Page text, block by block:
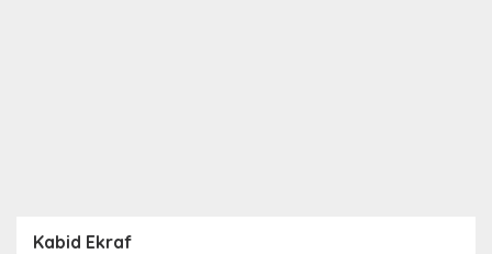
Kabid Ekraf